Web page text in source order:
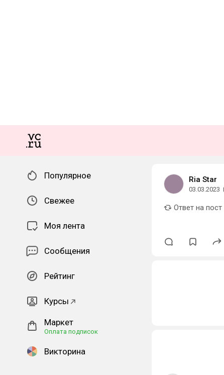
Популярное
Свежее
Моя лента
Сообщения
Рейтинг
Курсы
Маркет
Оплата подписок
Викторина
Ria Star
03.03.2023
Ответ на пост